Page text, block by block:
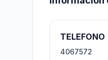
TELEFONO
4067572